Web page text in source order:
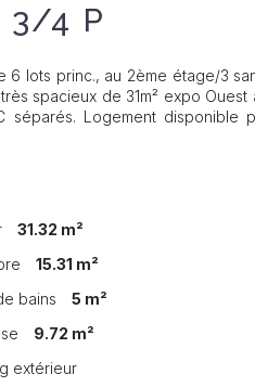
3/4 P
lots princ., au 2ème étage/3
spacieux de 31m² expo
séparés. Logement disponible
31.32 m²
15.31 m²
bains
5 m²
9.72 m²
extérieur